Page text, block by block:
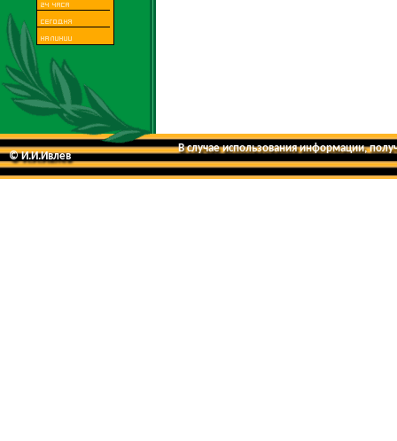
© И.И.Ивлев
В случае использования информации,